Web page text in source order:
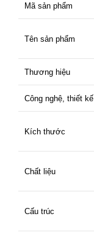
Mã sản phẩm
Tên sản phẩm
Thương hiệu
Công nghệ, thiết kế
Kích thước
Chất liệu
Cấu trúc